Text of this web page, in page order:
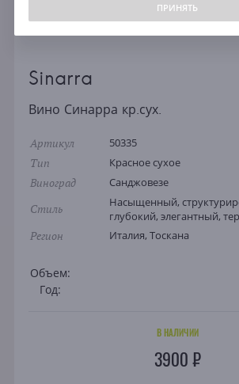
Sinarra
Вино Синарра кр.сух.
Артикул 50335
Тип Красное сухое
Виноград Санджовезе
Стиль
Насыщенный,
глубокий, элегантный,
Регион Италия, Тоскана
Объем:
Год:
В НАЛИЧИИ
3900 ₽
ПРИНЯТЬ